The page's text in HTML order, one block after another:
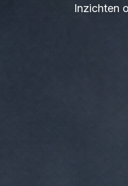
Inzichten